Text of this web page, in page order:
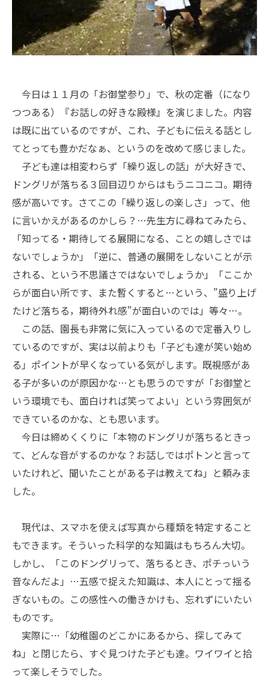
今日は１１月の「お御堂参り」で、秋の定番（になり
つつある）『お話しの好きな殿様』を演じました。内容
は既に出ているのですが、これ、子どもに伝える話とし
てとっても豊かだなぁ、というのを改めて感じました。
子ども達は相変わらず「繰り返しの話」が大好きで、
ドングリが落ちる３回目辺りからはもうニコニコ。期待
感が高いです。さてこの「繰り返しの楽しさ」って、他
に言いかえがあるのかしら？…先生方に尋ねてみたら、
「知ってる・期待してる展開になる、ことの嬉しさでは
ないでしょうか」「逆に、普通の展開をしないことが示
される、という不思議さではないでしょうか」「ここか
らが面白い所です、また暫くすると…という、”盛り上げ
たけど落ちる，期待外れ感"が面白いのでは」等々…。
この話、園長も非常に気に入っているので定番入りし
ているのですが、実は以前よりも「子ども達が笑い始め
る」ポイントが早くなっている気がします。既視感があ
る子が多いのが原因かな…とも思うのですが「お御堂と
いう環境でも、面白ければ笑ってよい」という雰囲気が
できているのかな、とも思います。
今日は締めくくりに「本物のドングリが落ちるときっ
て、どんな音がするのかな？お話しではポトンと言って
いたけれど、聞いたことがある子は教えてね」と頼みま
した。
現代は、スマホを使えば写真から種類を特定すること
もできます。そういった科学的な知識はもちろん大切。
しかし、「このドングリって、落ちるとき、ポチっいう
音なんだよ」…五感で捉えた知識は、本人にとって揺る
ぎないもの。この感性への働きかけも、忘れずにいたい
ものです。
実際に…「幼稚園のどこかにあるから、探してみて
ね」と閉じたら、すぐ見つけた子ども達。ワイワイと拾
って楽しそうでした。